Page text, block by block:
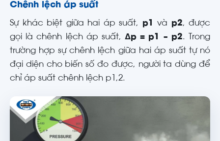
Chênh lệch áp suất
Sự khác biệt giữa hai áp suất, p1 và p2, được
gọi là chênh lệch áp suất,Δp = p1 – p2. Trong
trường hợp sự chênh lệch giữa hai áp suất tự nó
đại diện cho biến số đo được, người ta dùng để
chỉ áp suất chênh lệch p1,2.